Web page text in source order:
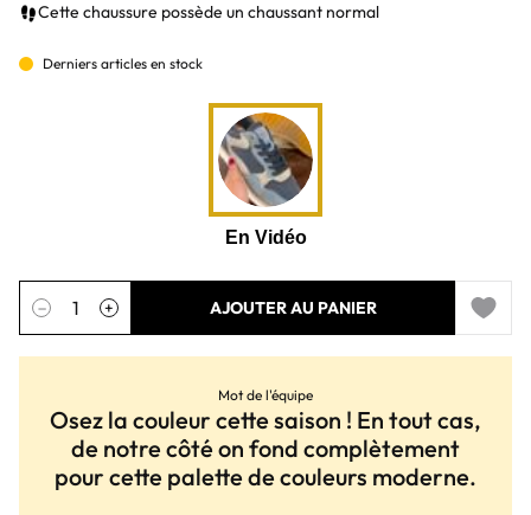
Cette chaussure possède un chaussant normal
Derniers articles en stock
Quantité
− + AJOUTER AU PANIER
Add to
Mot de l'équipe
Osez la couleur cette saison ! En tout cas,
de notre côté on fond complètement
pour cette palette de couleurs moderne.